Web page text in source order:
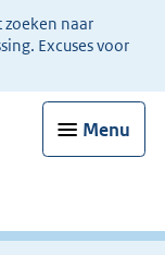
naar
Excuses voor
Menu